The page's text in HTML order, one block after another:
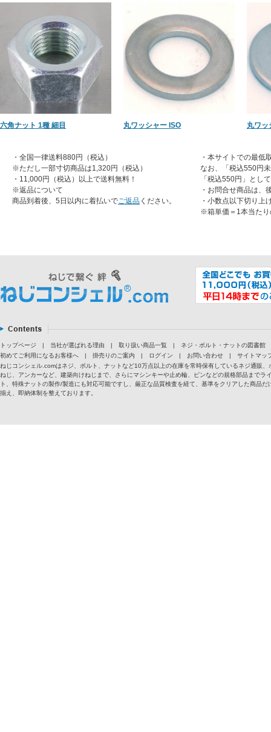
六角ナット 1種 細目 丸ワッシャー ISO 丸ワッ
・全国一律送料880円（税込）
※ただし一部寸切商品は1,320円（税込）
・11,000円（税込）以上で送料無料！
※返品について
商品到着後、5日以内に着払いでご返品 ください。
・本サイトでの最低
なお、「税込550円
「税込550円」とし
・お問合せ商品は、
・小数点以下切り上
※箱単価＝1本当たり
トップページ | 当社が選ばれる理由 | 取り扱い商品一覧 |
ネジ・ボルト・ナットの図書館
初めてご利用になるお客様へ
| 掛売りのご案内 | ログイン | お問い合わせ |
サイトマッ
ねじコンシェル.comはネジ、ボルト、ナットなど10万点以上の在庫を常時保有しているネジ通販
ねじ、アンカーなど、建築向けねじまで、さらにマシンキーや止め輪、ピンなどの規格部品まで
ト、特殊ナットの製作/製造にも対応可能ですし、厳正な品質検査を経て、基準をクリアした商品
揃え、即納体制を整えております。